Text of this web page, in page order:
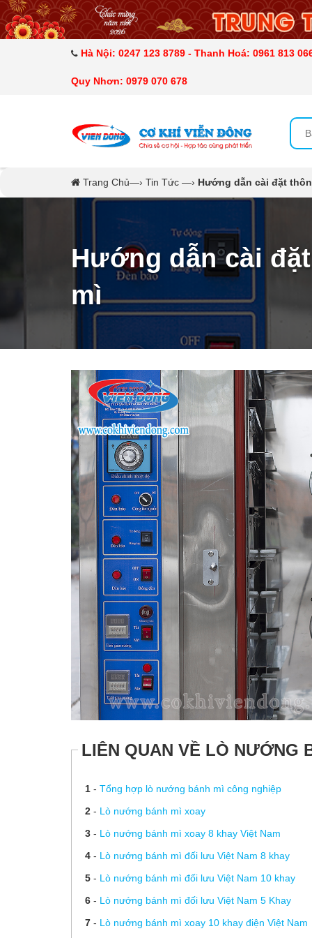
Hà Nội: 0247 123 8789 - Thanh Hoá: 0961 813
Quy Nhơn: 0979 070 678
Trang Chủ—› Tin Tức —› Hướng dẫn cài đặt
Hướng dẫn cài
mì
LIÊN QUAN VỀ LÒ NƯỚNG
1- Tổng hợp lò nướng bánh mì công nghiệp
2- Lò nướng bánh mì xoay
3- Lò nướng bánh mì xoay 8 khay Việt Nam
4- Lò nướng bánh mì đối lưu Việt Nam 8 khay
5- Lò nướng bánh mì đối lưu Việt Nam 10 khay
6- Lò nướng bánh mì đối lưu Việt Nam 5 Khay
7- Lò nướng bánh mì xoay 10 khay điện Việt Nam
DANH MỤC SẢN PHẨM
MÁY ÉP MÍA TẠO BỌT
MÁY RỬA BÁT SIÊU ÂM
MÁY SẤY THỰC PHẨM CÔNG NGHIỆP
THIẾT BỊ NHÀ BẾP CAO CẤP
MÁY CHẾ BIẾN THỰC PHẨM
MÁY CHẾ BIẾN NÔNG SẢN
THIẾT BỊ LÀM ĐỒ ĂN NHANH
THIẾT BỊ LÀM BÁNH
MÁY ĐÓNG GÓI THỰC PHẨM
THIẾT BỊ LẠNH
THIẾT BỊ BẾP CÔNG NGHIỆP
UNCATEGORIZED